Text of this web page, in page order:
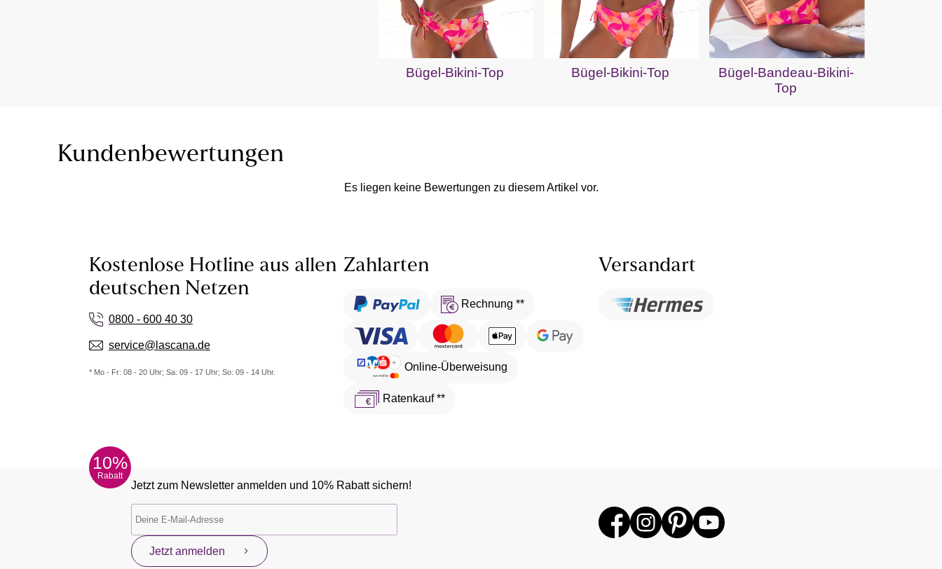
Bügel-Bikini-Top Bügel-Bikini-Top
Bügel-Bandeau-Bikini-
Top
Kundenbewertungen
Es liegen keine Bewertungen zu diesem Artikel vor.
Kostenlose Hotline aus allen
deutschen Netzen
0800 - 600 40 30
service@lascana.de
* Mo - Fr: 08 - 20 Uhr; Sa: 09 - 17 Uhr; So: 09 - 14 Uhr.
Zahlarten
Rechnung **
Online-Überweisung
Ratenkauf **
Versandart
10%
Rabatt
Jetzt zum Newsletter anmelden und 10% Rabatt sichern!
Jetzt anmelden